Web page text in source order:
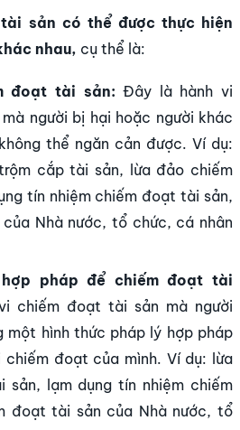
sản có thể được thực hiện
nhau, cụ thể là:
đoạt tài sản: Đây là hành vi
người bị hại hoặc người khác
thể ngăn cản được. Ví dụ:
cắp tài sản, lừa đảo chiếm
tín nhiệm chiếm đoạt tài sản,
Nhà nước, tổ chức, cá nhân
pháp để chiếm đoạt tài
chiếm đoạt tài sản mà người
một hình thức pháp lý hợp pháp
đoạt của mình. Ví dụ: lừa
lạm dụng tín nhiệm chiếm
đoạt tài sản của Nhà nước, tổ